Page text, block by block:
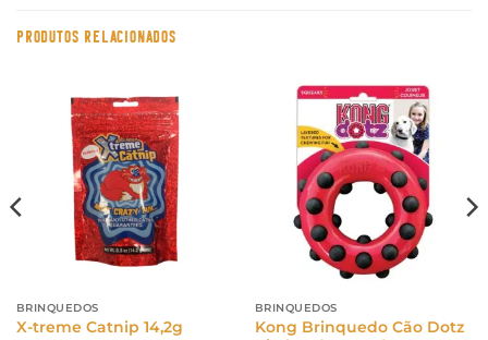
PRODUTOS RELACIONADOS
BRINQUEDOS
X-treme Catnip 14,2g
BRINQUEDOS
Kong Brinquedo Cão Dotz